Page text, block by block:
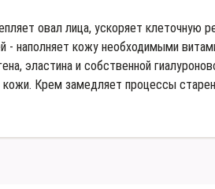
овал лица, ускоряет клеточную
- наполняет кожу необходимыми
эластина и собственной
Крем замедляет процессы